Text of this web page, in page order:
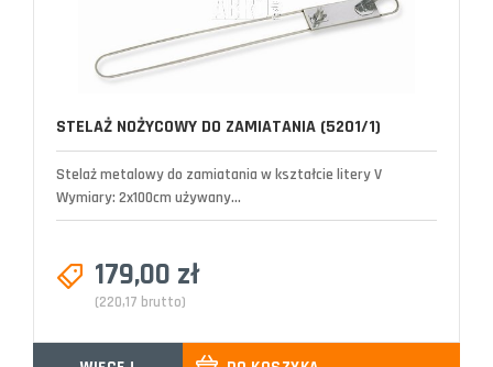
STELAŻ NOŻYCOWY DO ZAMIATANIA (5201/1)
Stelaż metalowy do zamiatania w kształcie litery V
Wymiary: 2x100cm używany...
179,00 zł
(220,17 brutto)